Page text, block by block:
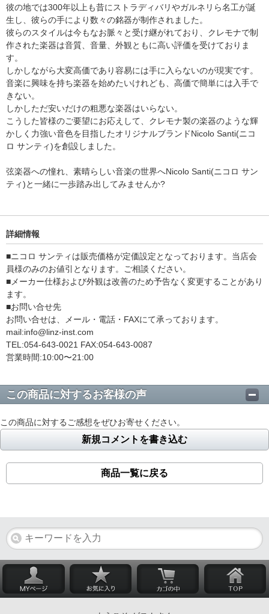
彼の地では300年以上も昔にストラディバリやガルネリら名工が誕
生し、彼らの手により数々の銘器が制作されました。
彼らのスタイルは今もなお脈々と受け継がれており、クレモナで制
作された楽器は音質、音量、外観ともに高い評価を受けておりま
す。
しかしながら大変高価であり容易には手に入らないのが現実です。
音楽に興味を持ち楽器を始めたいけれども、高価で簡単には入手で
きない。
しかしただ安いだけの粗悪な楽器はいらない。
こうした皆様のご要望にお応えして、クレモナ製の楽器のような輝
かしく力強い音色を目指したオリジナルブランドNicolo Santi(ニコ
ロ サンティ)を創設しました。
弦楽器への憧れ、素晴らしい音楽の世界へNicolo Santi(ニコロ サン
ティ)と一緒に一歩踏み出してみませんか?
詳細情報
■ニコロ サンティは販売価格が定価設定となっております。当店会
員様のみのお値引となります。ご相談ください。
■メーカー仕様および外観は改善のため予告なく変更することがあり
ます。
■お問い合せ先
お問い合せは、メール・電話・FAXにて承っております。
mail:info@linz-inst.com
TEL:054-643-0021 FAX:054-643-0087
営業時間:10:00〜21:00
この商品に対するお客様の声
この商品に対するご感想をぜひお寄せください。
新規コメントを書き込む
商品一覧に戻る